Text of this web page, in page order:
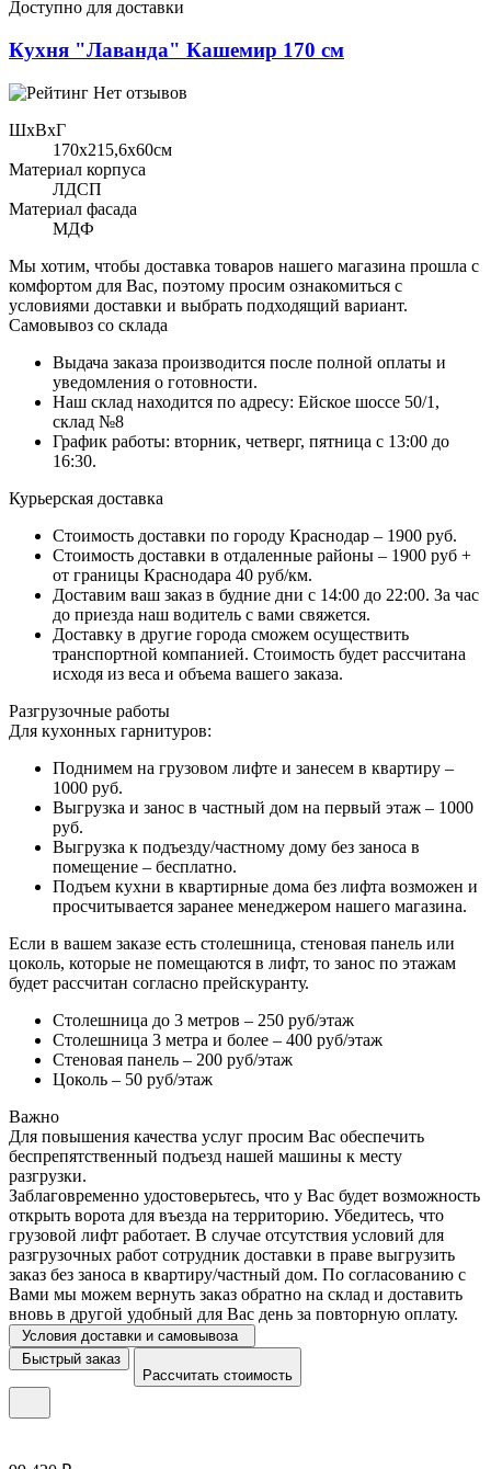
Доступно для доставки
Кухня "Лаванда" Кашемир 170 см
Нет отзывов
ШхВхГ
170x215,6х60см
Материал корпуса
ЛДСП
Материал фасада
МДФ
Мы хотим, чтобы доставка товаров нашего магазина прошла с
комфортом для Вас, поэтому просим ознакомиться с
условиями доставки и выбрать подходящий вариант.
Самовывоз со склада
Выдача заказа производится после полной оплаты и
уведомления о готовности.
Наш склад находится по адресу: Ейское шоссе 50/1,
склад №8
График работы: вторник, четверг, пятница с 13:00 до
16:30.
Курьерская доставка
Стоимость доставки по городу Краснодар – 1900 руб.
Стоимость доставки в отдаленные районы – 1900 руб +
от границы Краснодара 40 руб/км.
Доставим ваш заказ в будние дни с 14:00 до 22:00. За час
до приезда наш водитель с вами свяжется.
Доставку в другие города сможем осуществить
транспортной компанией. Стоимость будет рассчитана
исходя из веса и объема вашего заказа.
Разгрузочные работы
Для кухонных гарнитуров:
Поднимем на грузовом лифте и занесем в квартиру –
1000 руб.
Выгрузка и занос в частный дом на первый этаж – 1000
руб.
Выгрузка к подъезду/частному дому без заноса в
помещение – бесплатно.
Подъем кухни в квартирные дома без лифта возможен и
просчитывается заранее менеджером нашего магазина.
Если в вашем заказе есть столешница, стеновая панель или
цоколь, которые не помещаются в лифт, то занос по этажам
будет рассчитан согласно прейскуранту.
Столешница до 3 метров – 250 руб/этаж
Столешница 3 метра и более – 400 руб/этаж
Стеновая панель – 200 руб/этаж
Цоколь – 50 руб/этаж
Важно
Для повышения качества услуг просим Вас обеспечить
беспрепятственный подъезд нашей машины к месту
разгрузки.
Заблаговременно удостоверьтесь, что у Вас будет возможность
открыть ворота для въезда на территорию. Убедитесь, что
грузовой лифт работает. В случае отсутствия условий для
разгрузочных работ сотрудник доставки в праве выгрузить
заказ без заноса в квартиру/частный дом. По согласованию с
Вами мы можем вернуть заказ обратно на склад и доставить
вновь в другой удобный для Вас день за повторную оплату.
Условия доставки и самовывоза
Быстрый заказ
Рассчитать стоимость